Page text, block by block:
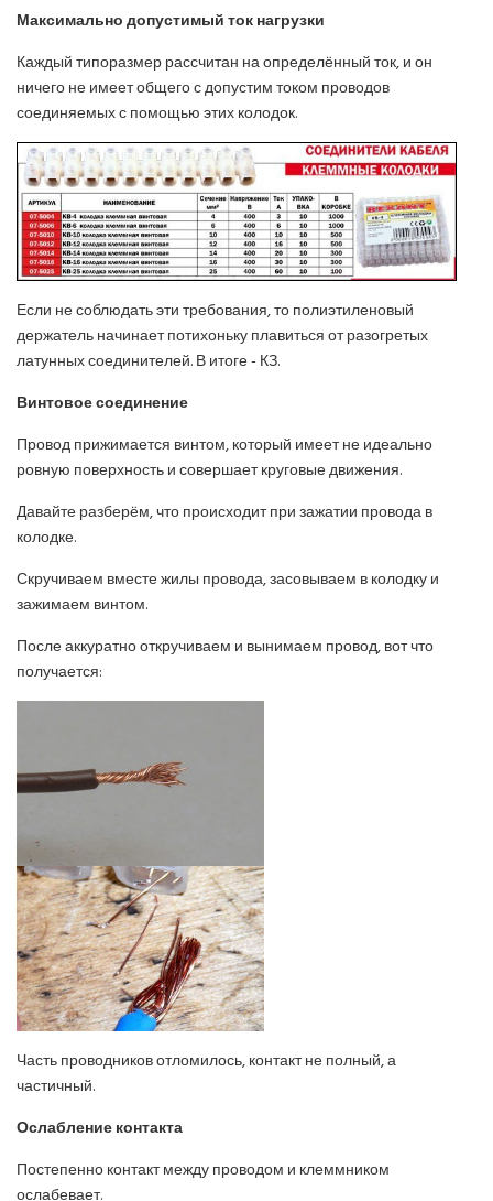
Максимально допустимый ток нагрузки
Каждый типоразмер рассчитан на определённый ток, и он
ничего не имеет общего с допустим током проводов
соединяемых с помощью этих колодок.
Если не соблюдать эти требования, то полиэтиленовый
держатель начинает потихоньку плавиться от разогретых
латунных соединителей. В итоге - КЗ.
Винтовое соединение
Провод прижимается винтом, который имеет не идеально
ровную поверхность и совершает круговые движения.
Давайте разберём, что происходит при зажатии провода в
колодке.
Скручиваем вместе жилы провода, засовываем в колодку и
зажимаем винтом.
После аккуратно откручиваем и вынимаем провод, вот что
получается:
Часть проводников отломилось, контакт не полный, а
частичный.
Ослабление контакта
Постепенно контакт между проводом и клеммником
ослабевает.